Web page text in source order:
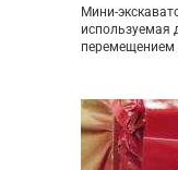
Мини-
используемая
перемещением